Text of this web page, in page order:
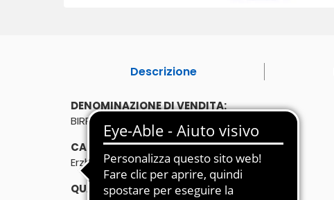
Descrizione
DENOMINAZIONE DI VENDITA:
BIRRA SPECIALE
CARATTERISTICHE:
Erzherzog Leopold
QUANTITÀ: